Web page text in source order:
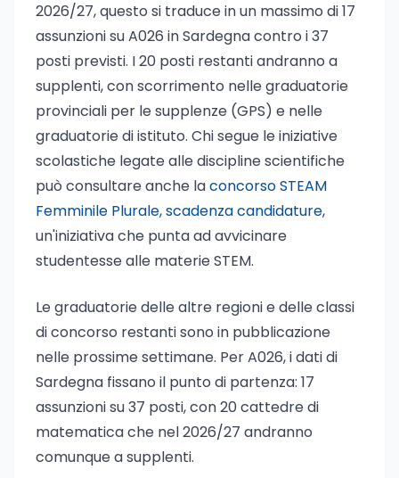
2026/27, questo si traduce in un massimo di 17
assunzioni su A026 in Sardegna contro i 37
posti previsti. I 20 posti restanti andranno a
supplenti, con scorrimento nelle graduatorie
provinciali per le supplenze (GPS) e nelle
graduatorie di istituto. Chi segue le iniziative
scolastiche legate alle discipline scientifiche
può consultare anche laconcorso STEAM
Femminile Plurale, scadenza candidature,
un'iniziativa che punta ad avvicinare
studentesse alle materie STEM.
Le graduatorie delle altre regioni e delle classi
di concorso restanti sono in pubblicazione
nelle prossime settimane. Per A026, i dati di
Sardegna fissano il punto di partenza: 17
assunzioni su 37 posti, con 20 cattedre di
matematica che nel 2026/27 andranno
comunque a supplenti.